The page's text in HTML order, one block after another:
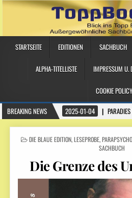
STARTSEITE EDITIONEN SACHBUCH
ALPHA-TITELLISTE IMPRESSUM U.
COOKIE POLICY
BREAKING NEWS
2025-01-04
POSTED IN
DIE BLAUE EDITION,LESEPROBE,
SACHBUCH
Die Grenze des